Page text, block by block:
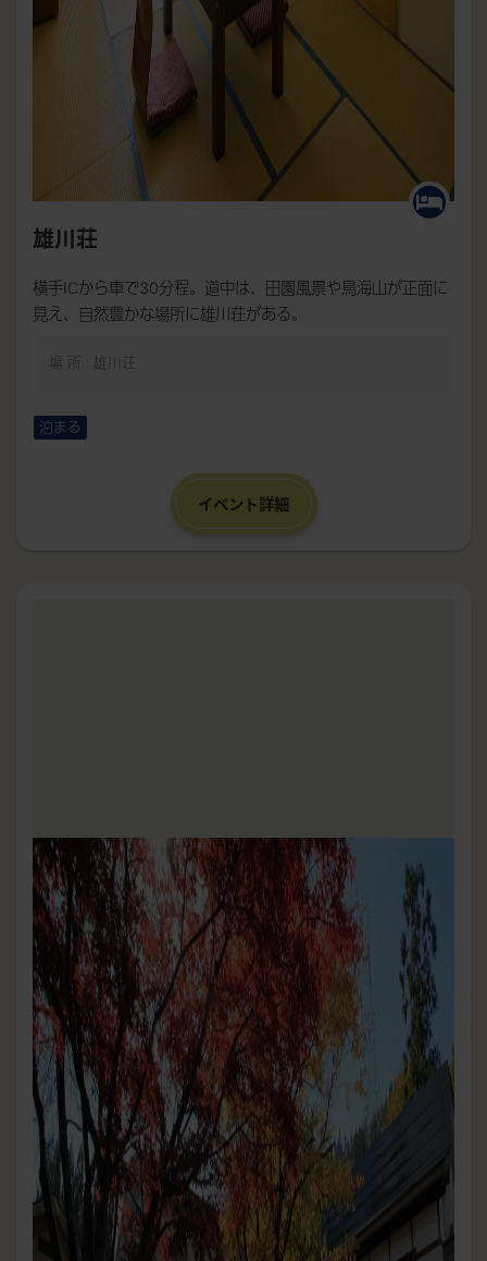
雄川荘
横手ICから車で30分程。道中は、田園風景や鳥海山が正面に
見え、自然豊かな場所に雄川荘がある。
場 所 : 雄川荘
泊まる
イベント詳細